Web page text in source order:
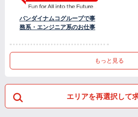
バンダイナムコグループで事
務系・エンジニア系のお仕事
もっと見る
エリアを再選択して